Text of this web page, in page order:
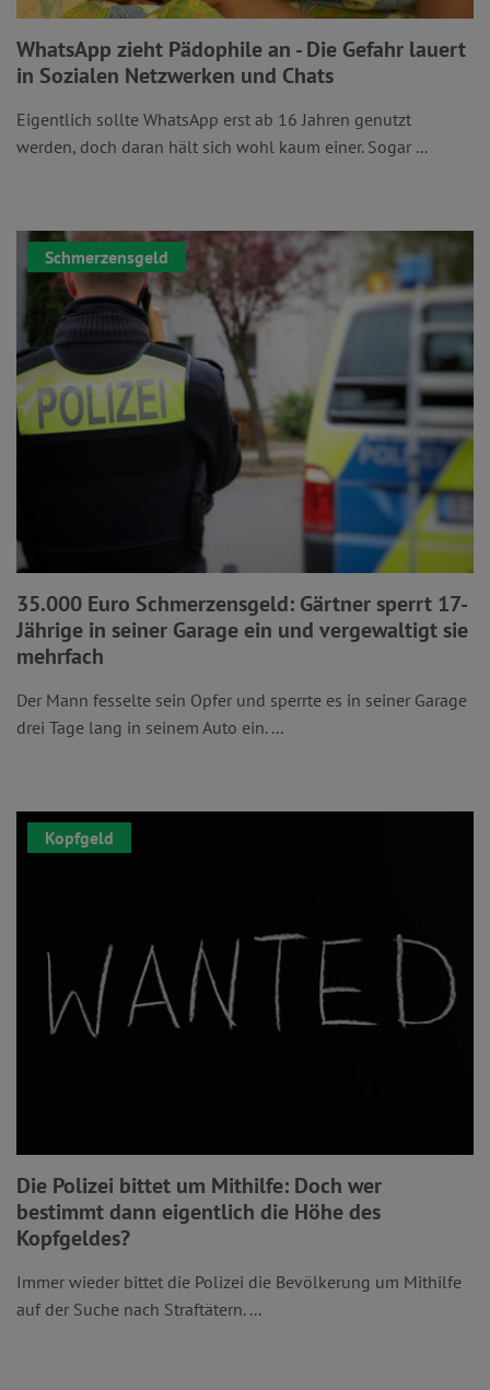
WhatsApp zieht Pädophile an - Die Gefahr lauert
in Sozialen Netzwerken und Chats
Eigentlich sollte WhatsApp erst ab 16 Jahren genutzt
werden, doch daran hält sich wohl kaum einer. Sogar ...
Schmerzensgeld
35.000 Euro Schmerzensgeld: Gärtner sperrt 17-
Jährige in seiner Garage ein und vergewaltigt sie
mehrfach
Der Mann fesselte sein Opfer und sperrte es in seiner Garage
drei Tage lang in seinem Auto ein. ...
Kopfgeld
Die Polizei bittet um Mithilfe: Doch wer
bestimmt dann eigentlich die Höhe des
Kopfgeldes?
Immer wieder bittet die Polizei die Bevölkerung um Mithilfe
auf der Suche nach Straftätern. ...